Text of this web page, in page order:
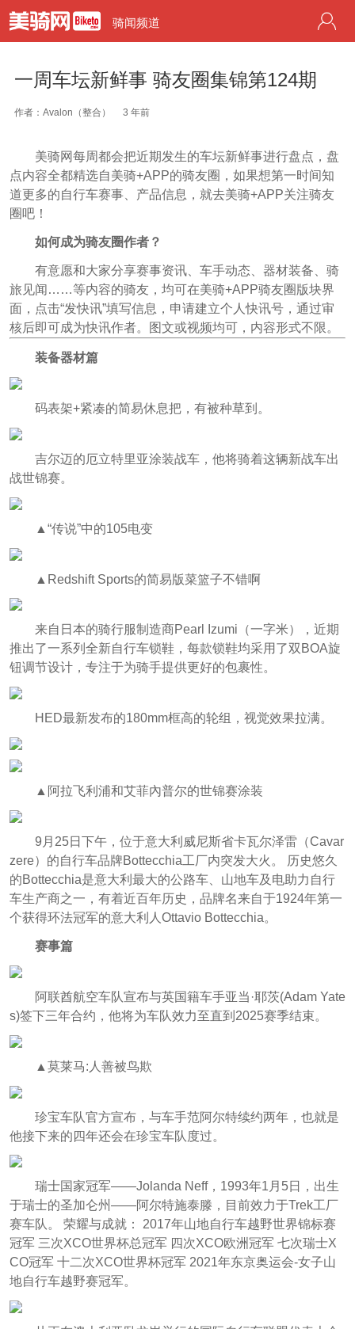
骑闻频道
一周车坛新鲜事 骑友圈集锦第124期
作者：Avalon（整合） 3 年前
美骑网每周都会把近期发生的车坛新鲜事进行盘点，盘
点内容全都精选自美骑+APP的骑友圈，如果想第一时间知
道更多的自行车赛事、产品信息，就去美骑+APP关注骑友
圈吧！
如何成为骑友圈作者？
有意愿和大家分享赛事资讯、车手动态、器材装备、骑
旅见闻……等内容的骑友，均可在美骑+APP骑友圈版块界
面，点击“发快讯”填写信息，申请建立个人快讯号，通过审
核后即可成为快讯作者。图文或视频均可，内容形式不限。
装备器材篇
码表架+紧凑的简易休息把，有被种草到。
吉尔迈的厄立特里亚涂装战车，他将骑着这辆新战车出
战世锦赛。
▲“传说”中的105电变
▲Redshift Sports的简易版菜篮子不错啊
来自日本的骑行服制造商Pearl Izumi（一字米），近期
推出了一系列全新自行车锁鞋，每款锁鞋均采用了双BOA旋
钮调节设计，专注于为骑手提供更好的包裹性。
HED最新发布的180mm框高的轮组，视觉效果拉满。
▲阿拉飞利浦和艾菲內普尔的世锦赛涂装
9月25日下午，位于意大利威尼斯省卡瓦尔泽雷（Cavar
zere）的自行车品牌Bottecchia工厂内突发大火。 历史悠久
的Bottecchia是意大利最大的公路车、山地车及电助力自行
车生产商之一，有着近百年历史，品牌名来自于1924年第一
个获得环法冠军的意大利人Ottavio Bottecchia。
赛事篇
阿联酋航空车队宣布与英国籍车手亚当·耶茨(Adam Yate
s)签下三年合约，他将为车队效力至直到2025赛季结束。
▲莫莱马:人善被鸟欺
珍宝车队官方宣布，与车手范阿尔特续约两年，也就是
他接下来的四年还会在珍宝车队度过。
瑞士国家冠军——Jolanda Neff，1993年1月5日，出生
于瑞士的圣加仑州——阿尔特施泰滕，目前效力于Trek工厂
赛车队。 荣耀与成就： 2017年山地自行车越野世界锦标赛
冠军 三次XCO世界杯总冠军 四次XCO欧洲冠军 七次瑞士X
CO冠军 十二次XCO世界杯冠军 2021年东京奥运会-女子山
地自行车越野赛冠军。